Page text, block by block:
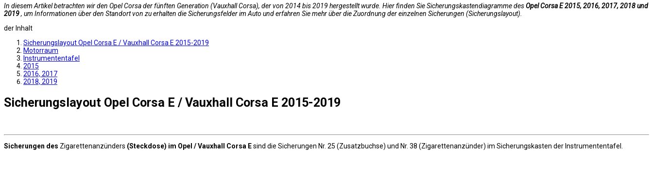
In diesem Artikel betrachten wir den Opel Corsa der fünften Generation (Vauxhall Corsa), der von 2014 bis 2019 hergestellt wurde. Hier finden Sie Sicherungskastendiagramme desOpel Corsa E 2015, 2016, 2017, 2018 und
2019, um Informationen über den Standort von zu erhalten die Sicherungsfelder im Auto und erfahren Sie mehr über die Zuordnung der einzelnen Sicherungen (Sicherungslayout).
der Inhalt
Sicherungslayout Opel Corsa E / Vauxhall Corsa E 2015-2019
Motorraum
Instrumententafel
2015
2016, 2017
2018, 2019
Sicherungslayout Opel Corsa E / Vauxhall Corsa E 2015-2019
Sicherungen des Zigarettenanzünders (Steckdose) im Opel / Vauxhall Corsa Esind die Sicherungen Nr. 25 (Zusatzbuchse) und Nr. 38 (Zigarettenanzünder) im Sicherungskasten der Instrumententafel.